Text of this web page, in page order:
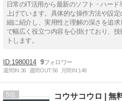
日常のIT活用から最新のソフト・ハー
上げています。具体的な操作方法や設
細に紹介し、実用性と理解の深さを追
で幅広く役立つ内容を心掛けており、
トします。
1980014 9
週間IN:36 週間OUT:56 月間IN:148
5 コウサコウロ | 無